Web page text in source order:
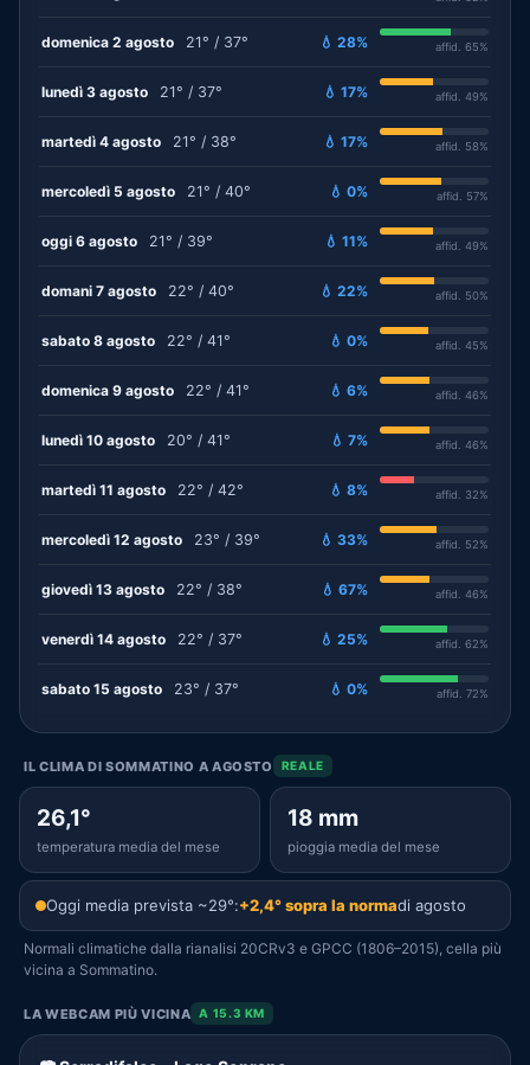
domenica 2 agosto 21° / 37° 💧 28% affid. 65%
lunedì 3 agosto 21° / 37° 💧 17% affid. 49%
martedì 4 agosto 21° / 38° 💧 17% affid. 58%
mercoledì 5 agosto 21° / 40° 💧 0% affid. 57%
oggi 6 agosto 21° / 39° 💧 11% affid. 49%
domani 7 agosto 22° / 40° 💧 22% affid. 50%
sabato 8 agosto 22° / 41° 💧 0% affid. 45%
domenica 9 agosto 22° / 41° 💧 6% affid. 46%
lunedì 10 agosto 20° / 41° 💧 7% affid. 46%
martedì 11 agosto 22° / 42° 💧 8% affid. 32%
mercoledì 12 agosto 23° / 39° 💧 33% affid. 52%
giovedì 13 agosto 22° / 38° 💧 67% affid. 46%
venerdì 14 agosto 22° / 37° 💧 25% affid. 62%
sabato 15 agosto 23° / 37° 💧 0% affid. 72%
IL CLIMA DI SOMMATINO A AGOSTO REALE
26,1°
temperatura media del mese
18 mm
pioggia media del mese
Oggi media prevista ~29°:+2,4° sopra la normadi agosto
Normali climatiche dalla rianalisi 20CRv3 e GPCC (1806–2015), cella più
vicina a Sommatino.
LA WEBCAM PIÙ VICINA A 15.3 KM